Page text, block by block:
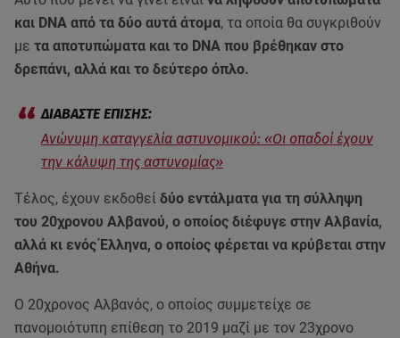
και DNA από τα δύο αυτά άτομα, τα οποία θα συγκριθούν
με τα αποτυπώματα και το DNA που βρέθηκαν στο
δρεπάνι, αλλά και το δεύτερο όπλο.
Ανώνυμη καταγγελία αστυνομικού: «Οι οπαδοί έχουν
την κάλυψη της αστυνομίας»
Τέλος, έχουν εκδοθεί δύο εντάλματα για τη σύλληψη
του 20χρονου Αλβανού, ο οποίος διέφυγε στην Αλβανία,
αλλά κι ενός Έλληνα, ο οποίος φέρεται να κρύβεται στην
Αθήνα.
Ο 20χρονος Αλβανός, ο οποίος συμμετείχε σε
πανομοιότυπη επίθεση το 2019 μαζί με τον 23χρονο